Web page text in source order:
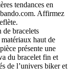
tendances en
Affirmez
bracelets
haut de
présente une
du bracelet fin et
de l’univers biker et